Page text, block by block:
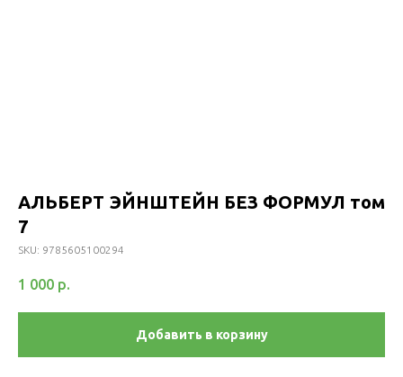
АЛЬБЕРТ ЭЙНШТЕЙН БЕЗ ФОРМУЛ том
7
SKU: 9785605100294
1 000 р.
Добавить в корзину